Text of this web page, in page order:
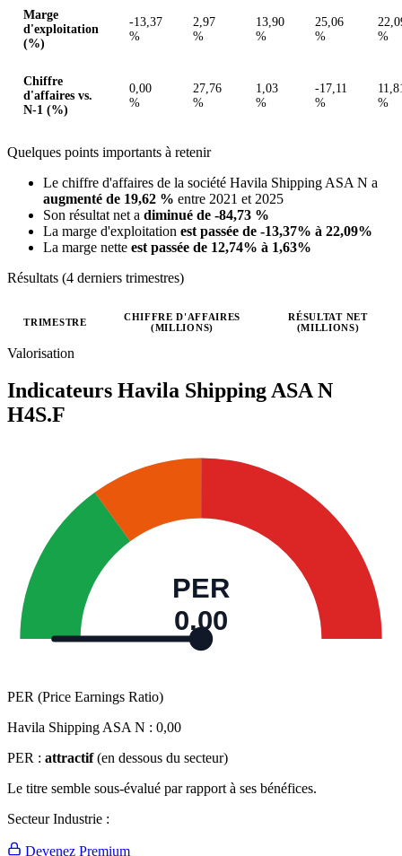
Marge
d'exploitation
(%)
-13,37
%
2,97
%
13,90
%
25,06
%
%
Chiffre
d'affaires vs.
N-1 (%)
0,00
%
27,76
%
1,03
%
-17,11
%
%
Quelques points importants à retenir
Le chiffre d'affaires de la société Havila Shipping ASA N a
augmenté de 19,62 % entre 2021 et 2025
Son résultat net a diminué de -84,73 %
La marge d'exploitation est passée de -13,37% à 22,09%
La marge nette est passée de 12,74% à 1,63%
Résultats (4 derniers trimestres)
Valeurs trimestrielles en millions (couronne norvégienne)
TRIMESTRE
CHIFFRE D'AFFAIRES
(MILLIONS)
RÉSULTAT NET
(MILLIONS)
Valorisation
Indicateurs Havila Shipping ASA N
H4S.F
PER
0,00
PER (Price Earnings Ratio)
Havila Shipping ASA N : 0,00
PER : attractif (en dessous du secteur)
Le titre semble sous-évalué par rapport à ses bénéfices.
Secteur Industrie :
Devenez Premium